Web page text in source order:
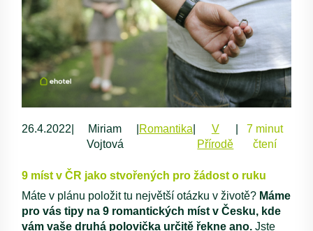
26.4.2022
Miriam
Vojtová
Romantika|
V
Přírodě
7 minut
čtení
9 míst v ČR jako stvořených pro žádost o ruku
Máte v plánu položit tu největší otázku v životě? Máme
pro vás tipy na 9 romantických míst v Česku, kde
vám vaše druhá polovička určitě řekne ano. Jste